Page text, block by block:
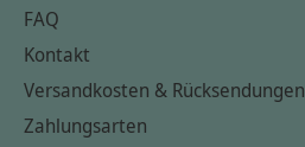
FAQ
Kontakt
Versandkosten & Rücksendungen
Zahlungsarten